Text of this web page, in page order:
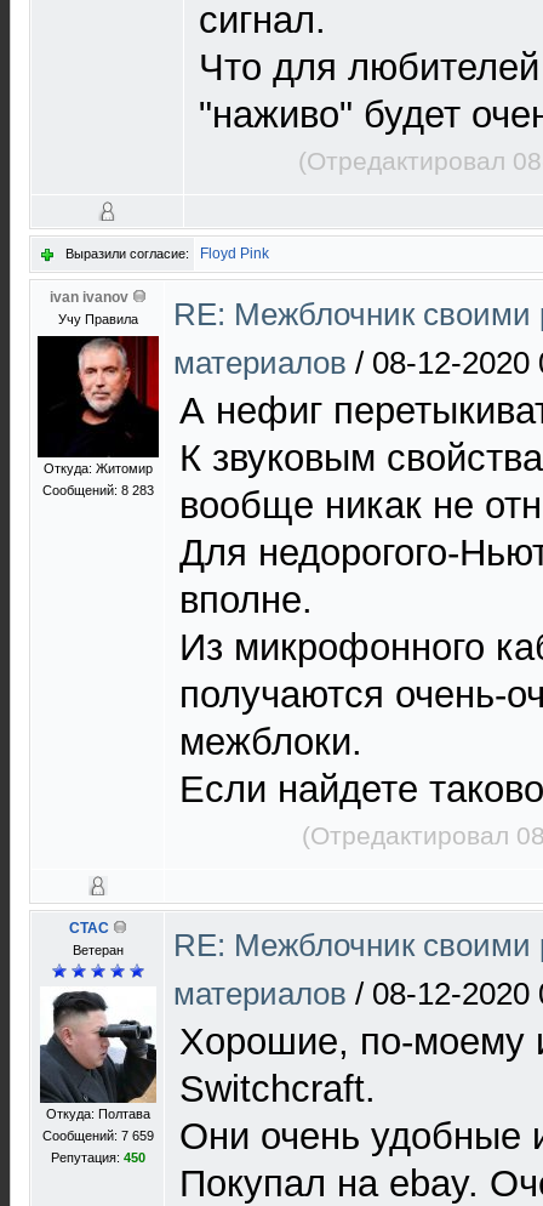
сигнал.
Что для
"наживо" будет
(Отредактировал
Выразили согласие: Floyd Pink
ivan ivanov
Учу Правила
Откуда: Житомир
Сообщений: 8 283
RE: Межблочник своими
материалов / 08-12-2020
А нефиг
К звуковым
вообще никак не
Для недорогого-
вполне.
Из микрофонного
получаются очень-
межблоки.
Если найдете
(Отредактировал
CTAC
Ветеран
Откуда: Полтава
Сообщений: 7 659
Репутация: 450
RE: Межблочник своими
материалов / 08-12-2020
Хорошие, по-моему
Switchcraft.
Они очень удобные
Покупал на ebay.